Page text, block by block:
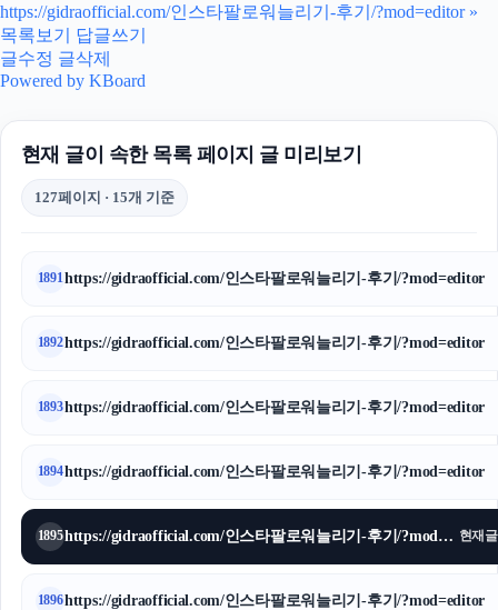
https://gidraofficial.com/인스타팔로워늘리기-후기/?mod=editor »
목록보기
답글쓰기
글수정 글삭제
Powered by KBoard
현재 글이 속한 목록 페이지 글 미리보기
127페이지 · 15개 기준
1891https://gidraofficial.com/인스타팔로워늘리기-후기/?mod=editor
1892https://gidraofficial.com/인스타팔로워늘리기-후기/?mod=editor
1893https://gidraofficial.com/인스타팔로워늘리기-후기/?mod=editor
1894https://gidraofficial.com/인스타팔로워늘리기-후기/?mod=editor
1895 https://gidraofficial.com/인스타팔로워늘리기-후기/?mod=editor 현재글
1896https://gidraofficial.com/인스타팔로워늘리기-후기/?mod=editor